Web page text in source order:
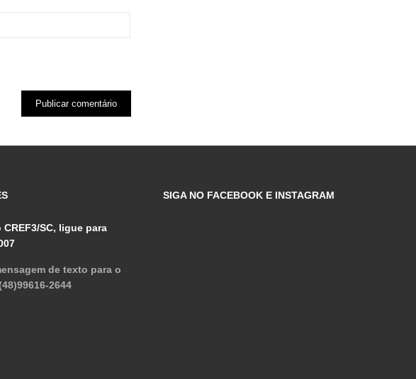
CREF3/SC, ligue para
de texto para o
2644
SIGA NO FACEBOOK E INSTAGRAM